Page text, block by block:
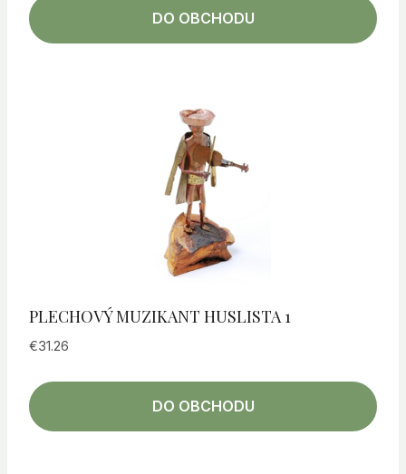
DO OBCHODU
PLECHOVÝ MUZIKANT HUSLISTA 1
€31.26
DO OBCHODU